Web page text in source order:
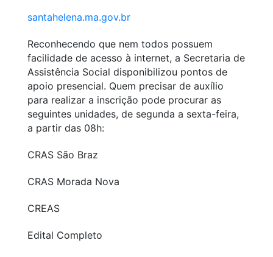
santahelena.ma.gov.br
Reconhecendo que nem todos possuem
facilidade de acesso à internet, a Secretaria de
Assistência Social disponibilizou pontos de
apoio presencial. Quem precisar de auxílio
para realizar a inscrição pode procurar as
seguintes unidades, de segunda a sexta-feira,
a partir das 08h:
CRAS São Braz
CRAS Morada Nova
CREAS
Edital Completo